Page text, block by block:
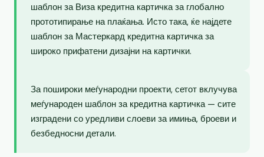
шаблон за Виза кредитна картичка за глобално
прототипирање на плаќања. Исто така, ќе најдете
шаблон за Мастеркард кредитна картичка за
широко прифатени дизајни на картички.
За пошироки меѓународни проекти, сетот вклучува
меѓународен шаблон за кредитна картичка — сите
изградени со уредливи слоеви за имиња, броеви и
безбедносни детали.